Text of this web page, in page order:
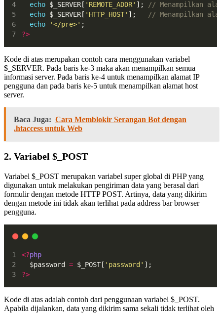
echo $_SERVER[ 'REMOTE_ADDR' ];
// Menampilkan
echo $_SERVER[ 'HTTP_HOST'
// Menampilkan
echo
'</pre>' ;
?>
Kode di atas merupakan contoh cara menggunakan variabel
$_SERVER. Pada baris ke-3 maka akan menampilkan semua
informasi server. Pada baris ke-4 untuk menampilkan alamat IP
pengguna dan pada baris ke-5 untuk menampilkan alamat host
server.
Baca Juga: Cara Memblokir Serangan Bot dengan
.htaccess untuk Web
2. Variabel $_POST
Variabel $_POST merupakan variabel super global di PHP yang
digunakan untuk melakukan pengiriman data yang berasal dari
formulir dengan metode HTTP POST. Artinya, data yang dikirim
dengan metode ini tidak akan terlihat pada address bar browser
pengguna.
<?php
  $password
= $_POST[ 'password' ];
?>
Kode di atas adalah contoh dari penggunaan variabel $_POST.
Apabila dijalankan, data yang dikirim sama sekali tidak terlihat oleh